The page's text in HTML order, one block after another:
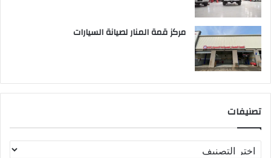
مركز قمة المنار لصيانة السيارات
تصنيفات